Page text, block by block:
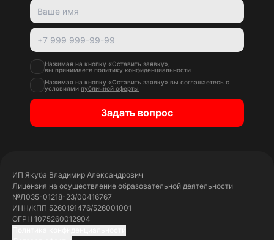
Нажимая на кнопку «Оставить заявку»,
вы принимаете политику конфиденциальности
Нажимая на кнопку «Оставить заявку» вы соглашаетесь с
условиями публичной оферты
Задать вопрос
ИП Якуба Владимир Александрович
Лицензия на осуществление образовательной деятельности
№Л035-01218-23/00416767
ИНН/КПП 5260191476/526001001
ОГРН 1075260012904